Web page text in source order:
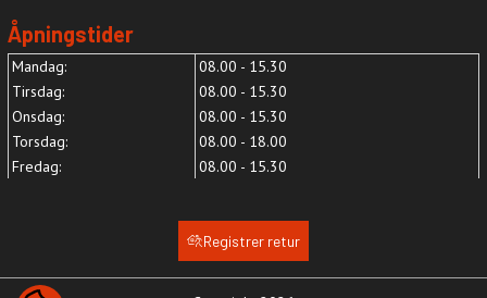
Åpningstider
Mandag:
08.00 - 15.30
Tirsdag:
08.00 - 15.30
Onsdag:
08.00 - 15.30
Torsdag:
08.00 - 18.00
Fredag:
08.00 - 15.30
Registrer retur